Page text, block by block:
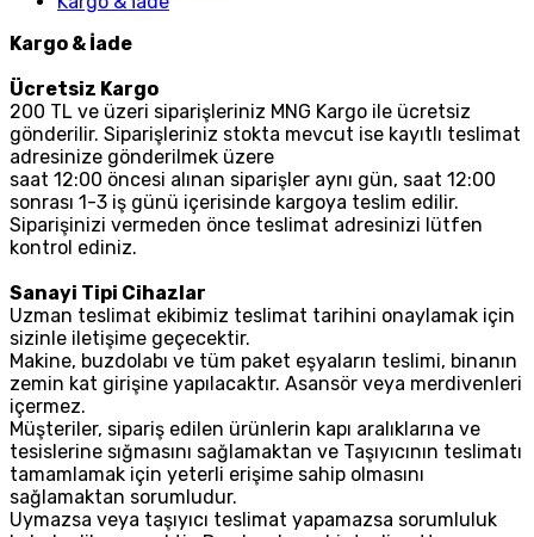
Kargo & İade
Ücretsiz Kargo
200 TL ve üzeri siparişleriniz MNG Kargo ile ücretsiz
gönderilir. Siparişleriniz stokta mevcut ise kayıtlı teslimat
adresinize gönderilmek üzere
saat 12:00 öncesi alınan siparişler aynı gün, saat 12:00
sonrası 1-3 iş günü içerisinde kargoya teslim edilir.
Siparişinizi vermeden önce teslimat adresinizi lütfen
kontrol ediniz.
Sanayi Tipi Cihazlar
Uzman teslimat ekibimiz teslimat tarihini onaylamak için
sizinle iletişime geçecektir.
Makine, buzdolabı ve tüm paket eşyaların teslimi, binanın
zemin kat girişine yapılacaktır. Asansör veya merdivenleri
içermez.
Müşteriler, sipariş edilen ürünlerin kapı aralıklarına ve
tesislerine sığmasını sağlamaktan ve Taşıyıcının teslimatı
tamamlamak için yeterli erişime sahip olmasını
sağlamaktan sorumludur.
Uymazsa veya taşıyıcı teslimat yapamazsa sorumluluk